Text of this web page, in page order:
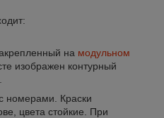
:
на модульном
изображен контурный
номерами. Краски
цвета стойкие. При